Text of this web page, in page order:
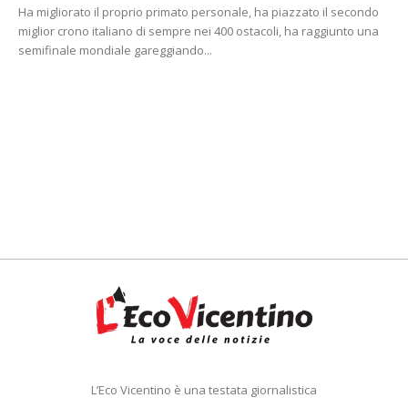
Ha migliorato il proprio primato personale, ha piazzato il secondo
miglior crono italiano di sempre nei 400 ostacoli, ha raggiunto una
semifinale mondiale gareggiando...
L’Eco Vicentino è una testata giornalistica